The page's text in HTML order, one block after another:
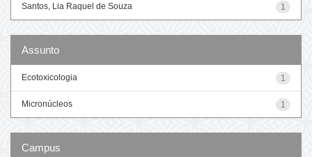
1
Santos, Lia Raquel de Souza
Assunto
1
Ecotoxicologia
1
Micronúcleos
Campus